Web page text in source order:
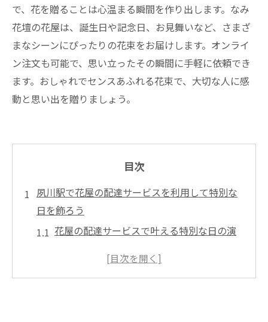
で、花を贈ることは心温まる瞬間を作り出します。なみ
花壇の花屋は、誕生日や記念日、お見舞いなど、さまざ
まなシーンにぴったりの花束をお届けします。オンライ
ン注文も可能で、思い立ったその瞬間に手軽に依頼でき
ます。おしゃれでセンスあふれる花束で、大切な人に感
動と思い出を贈りましょう。
目次
夙川駅で花屋の配達サービスを利用して特別な
日を飾ろう
花屋の配達サービスで叶える特別な日の演
夙川駅周辺のおすすめ花屋ランキング